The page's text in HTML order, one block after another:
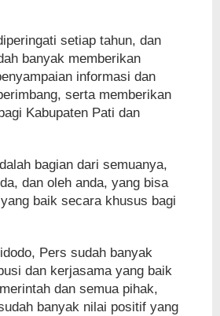
setiap tahun, dan
banyak memberikan
informasi dan
serta memberikan
Kabupaten Pati dan
bagian dari semuanya,
dan oleh anda, yang bisa
baik secara khusus bagi
Pers sudah banyak
dan kerjasama yang baik
dan semua pihak,
banyak nilai positif yang